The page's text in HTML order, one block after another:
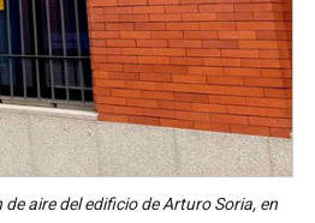
aire del edificio de Arturo Soria, en